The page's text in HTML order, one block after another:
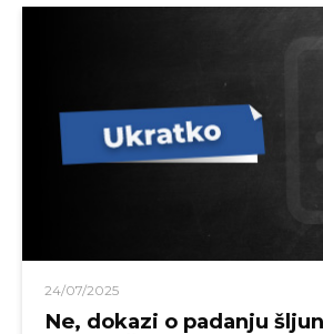
24/07/2025
Ne, dokazi o padanju